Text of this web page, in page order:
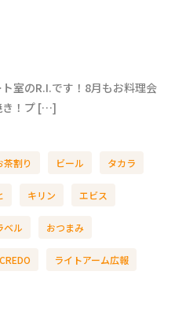
室のR.I.です！8月もお料理会
き！プ […]
茶割り ビール タカラ
キリン エビス
ベル おつまみ
CREDO ライトアーム広報